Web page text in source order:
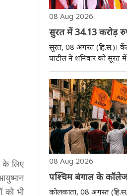
के लिए
को भी
08 Aug 2026
सुरत में 34.13 करोड़
लोकार्पण और
अभिभावकों से कहा-
रखें
सूरत, 08 अगस्त (हि.स.)।
पाटील ने शनिवार को सूरत में
लोकार्पण और भूमिपूजन
रुपये के पूर्ण हो चुके कार्यों
रुपये के नए कार्यों का
08 Aug 2026
पश्चिम बंगाल के
छात्रसंघ चुनाव कब?
कोलकाता, 08 अगस्त